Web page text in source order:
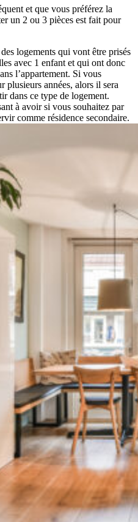
et que vous préférez la
un 2 ou 3 pièces est fait pour
logements qui vont être prisés
avec 1 enfant et qui ont donc
l’appartement. Si vous
plusieurs années, alors il sera
dans ce type de logement.
à avoir si vous souhaitez par
comme résidence secondaire.